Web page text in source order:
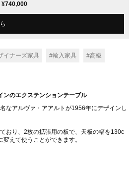
¥740,000
イナーズ家具 #輸入家具 #高級
ンのエクステンションテーブル
なアルヴァ・アアルトが1956年にデザインし
おり、2枚の拡張用の板で、天板の幅を130c
えて使うことができます。